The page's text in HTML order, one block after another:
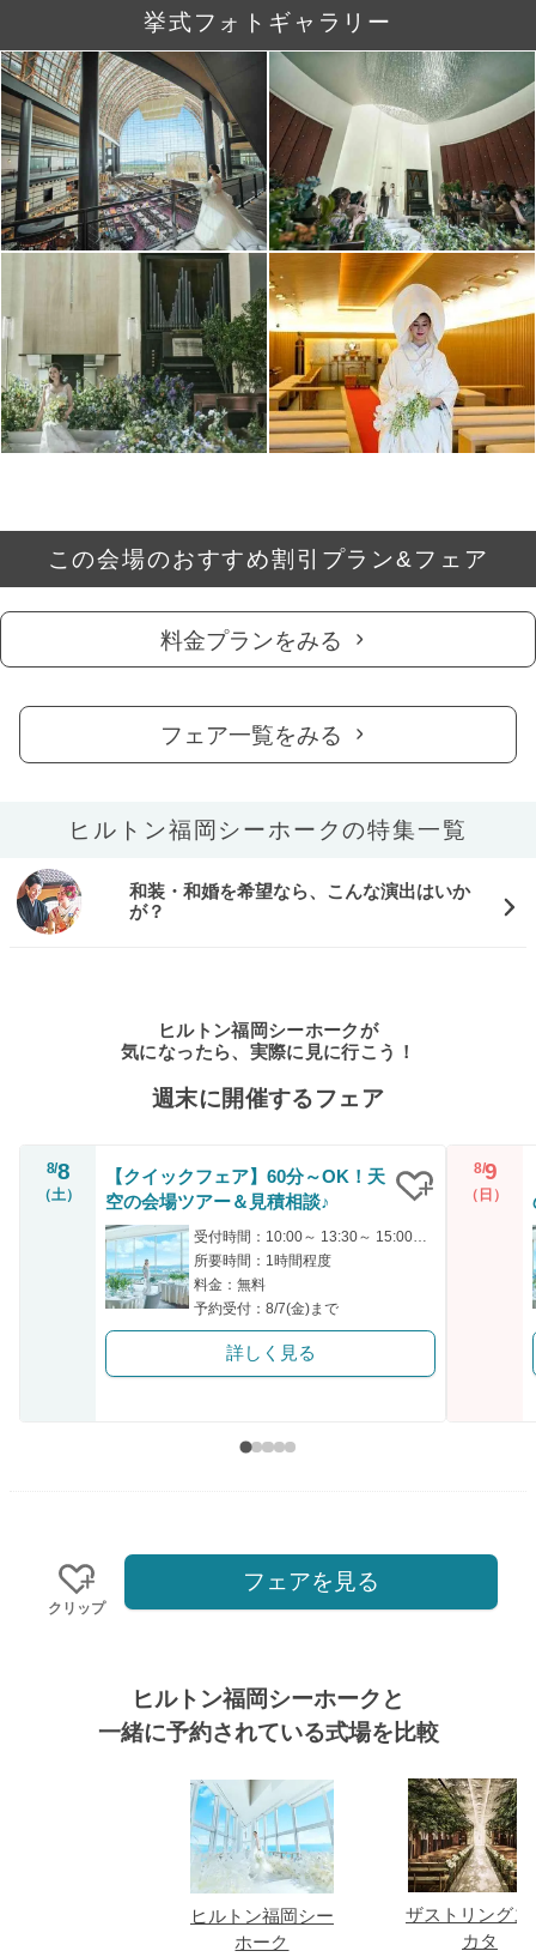
挙式フォトギャラリー
この会場のおすすめ割引プラン&フェア
料金プランをみる
フェア一覧をみる
ヒルトン福岡シーホークの特集一覧
和装・和婚を希望なら、こんな演出はいか
が？
ヒルトン福岡シーホークが
気になったら、実際に見に行こう！
週末に開催するフェア
8/8
（土）
【クイックフェア】60分～OK！天
空の会場ツアー＆見積相談♪
所要時間：1時間程度
料金：無料
予約受付：8/7(金)まで
詳しく見る
8/9
（日）
クリップ
フェアを見る
ヒルトン福岡シーホークと
一緒に予約されている式場を比較
ヒルトン福岡シー
ホーク
ザストリングス
カタ